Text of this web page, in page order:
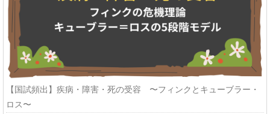
【国試頻出】疾病・障害・死の受容 〜フィンクとキューブラー・
ロス〜